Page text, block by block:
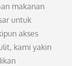
makanan
untuk
akses
kami yakin